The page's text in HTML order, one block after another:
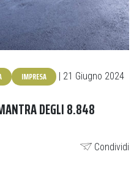
IMPRESA | 21 Giugno 2024
DEGLI 8.848
Condividi